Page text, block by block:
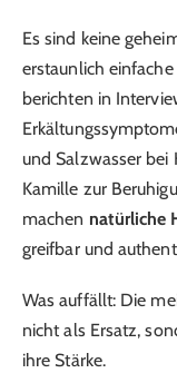
Es sind keine
erstaunlich
berichten in
und Salzwasser
Kamille zur
machen natürliche
greifbar und
Was auffällt: Die
nicht als Ersatz,
ihre Stärke.